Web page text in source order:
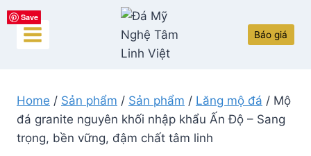
Skip
to
content
Báo giá
Home / Sản phẩm / Sản phẩm / Lăng mộ đá / Mộ
đá granite nguyên khối nhập khẩu Ấn Độ – Sang
trọng, bền vững, đậm chất tâm linh
Save
Save
Save
Save
Save